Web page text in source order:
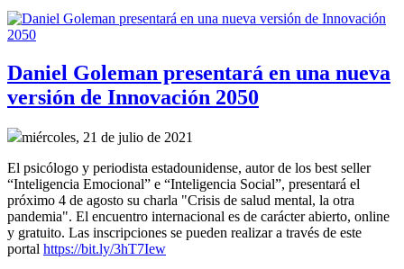
Daniel Goleman presentará en una nueva
versión de Innovación 2050
miércoles, 21 de julio de 2021
El psicólogo y periodista estadounidense, autor de los best seller
“Inteligencia Emocional” e “Inteligencia Social”, presentará el
próximo 4 de agosto su charla "Crisis de salud mental, la otra
pandemia". El encuentro internacional es de carácter abierto, online
y gratuito. Las inscripciones se pueden realizar a través de este
portal https://bit.ly/3hT7Iew